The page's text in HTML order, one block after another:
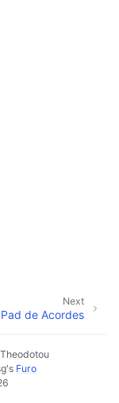
Next
Pad de Acordes
's Furo